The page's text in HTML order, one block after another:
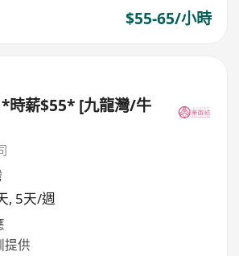
$55-65/小時
時薪$55* [九龍灣/牛
, 5天/週
提供